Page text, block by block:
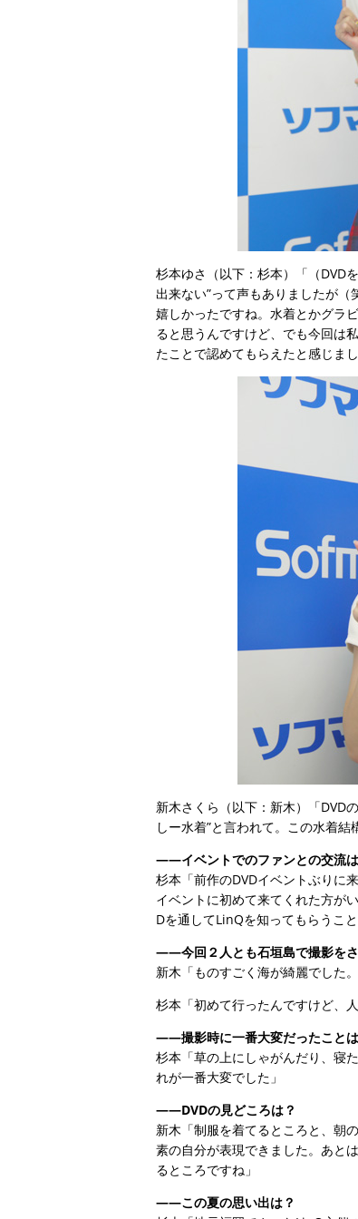
杉本ゆさ（以下：杉本）「（DVD
出来ない”って声もありましたが
嬉しかったですね。水着とかグラ
ると思うんですけど、でも今回は
たことで認めてもらえたと感じま
新木さくら（以下：新木）「DVD
しー水着”と言われて。この水着
——イベントでのファンとの交流
杉本「前作のDVDイベントぶりに
イベントに初めて来てくれた方が
Dを通してLinQを知ってもらうこ
——今回２人とも石垣島で撮影をさ
新木「ものすごく海が綺麗でした
杉本「初めて行ったんですけど、
——撮影時に一番大変だったこと
杉本「草の上にしゃがんだり、寝
れが一番大変でした」
——DVDの見どころは？
新木「制服を着てるところと、朝
素の自分が表現できました。あと
るところですね」
——この夏の思い出は？